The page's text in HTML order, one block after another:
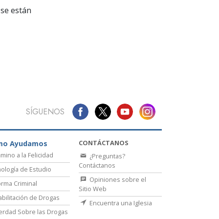
están
SÍGUENOS
Ayudamos
a la Felicidad
de Estudio
Criminal
de Drogas
Sobre las Drogas
CONTÁCTANOS
¿Preguntas?
Contáctanos
Opiniones sobre el
Sitio Web
Encuentra una Iglesia